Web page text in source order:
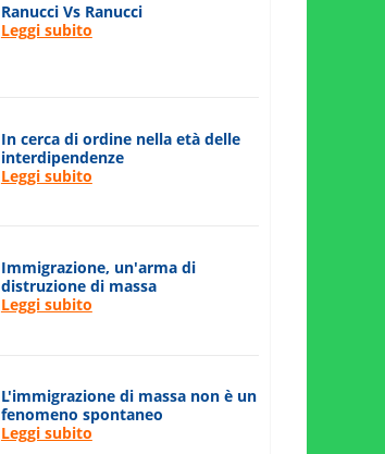
Ranucci Vs Ranucci
Leggi subito
In cerca di ordine nella età delle
interdipendenze
Leggi subito
Immigrazione, un'arma di
distruzione di massa
Leggi subito
L'immigrazione di massa non è un
fenomeno spontaneo
Leggi subito